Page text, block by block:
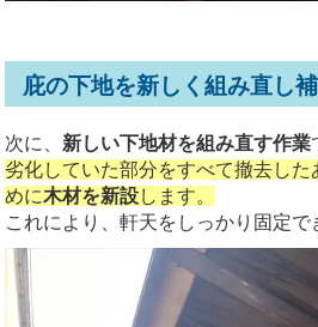
庇の下地を新しく組み直し
次に、 新しい下地材を組み直す作業
劣化していた部分をすべて撤去した
めに木材を新設します。
これにより、軒天をしっかり固定で